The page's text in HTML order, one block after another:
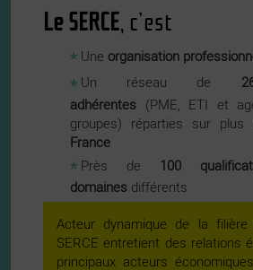
LeSERCE, c’est
Une organisation
Un réseau de
adhérentes (PME, ETI et
groupes) réparties sur plus
France
Près de 100
domaines différents
Acteur dynamique de la filière
SERCE entretient des relations
principaux acteurs